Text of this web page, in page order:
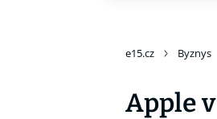
e15.cz Byznys
Apple